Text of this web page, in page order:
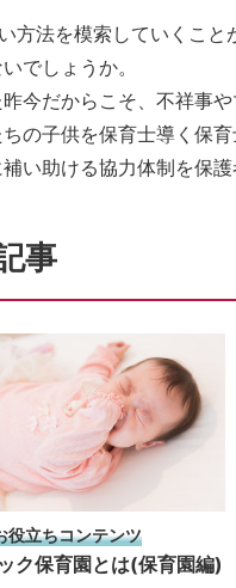
方法を模索していくこ
でしょうか。
今だからこそ、不祥事
の子供を保育士導く保
い助ける協力体制を保護
事
役立ちコンテンツ
ク保育園とは(保育園編)